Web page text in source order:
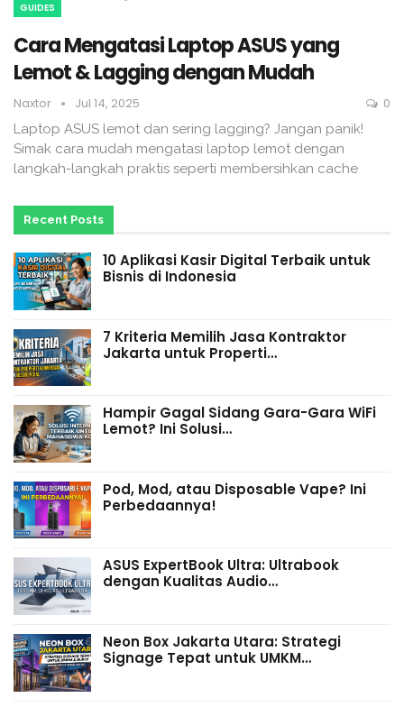
GUIDES
Cara Mengatasi Laptop ASUS yang
Lemot & Lagging dengan Mudah
Naxtor Jul 14, 2025 0
Laptop ASUS lemot dan sering lagging? Jangan panik!
Simak cara mudah mengatasi laptop lemot dengan
langkah-langkah praktis seperti membersihkan cache
Recent Posts
10 Aplikasi Kasir Digital Terbaik untuk
Bisnis di Indonesia
7 Kriteria Memilih Jasa Kontraktor
Jakarta untuk Properti…
Hampir Gagal Sidang Gara-Gara WiFi
Lemot? Ini Solusi…
Pod, Mod, atau Disposable Vape? Ini
Perbedaannya!
ASUS ExpertBook Ultra: Ultrabook
dengan Kualitas Audio…
Neon Box Jakarta Utara: Strategi
Signage Tepat untuk UMKM…